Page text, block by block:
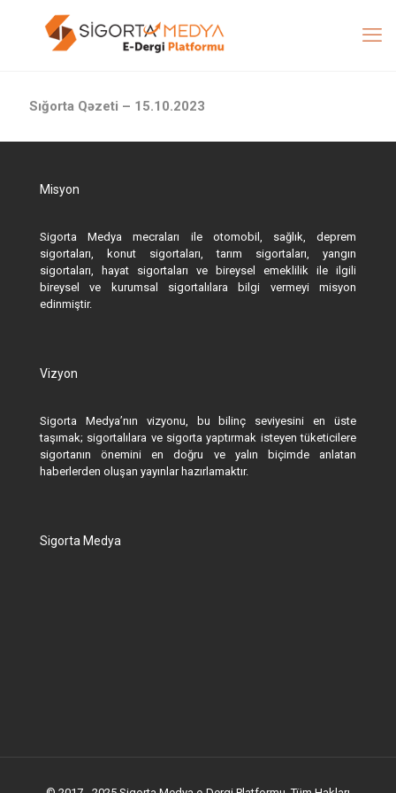
Sığorta Qəzeti – 15.10.2023
Misyon
Sigorta Medya mecraları ile otomobil, sağlık, deprem
sigortaları, konut sigortaları, tarım sigortaları, yangın
sigortaları, hayat sigortaları ve bireysel emeklilik ile ilgili
bireysel ve kurumsal sigortalılara bilgi vermeyi misyon
edinmiştir.
Vizyon
Sigorta Medya’nın vizyonu, bu bilinç seviyesini en üste
taşımak; sigortalılara ve sigorta yaptırmak isteyen tüketicilere
sigortanın önemini en doğru ve yalın biçimde anlatan
haberlerden oluşan yayınlar hazırlamaktır.
Sigorta Medya